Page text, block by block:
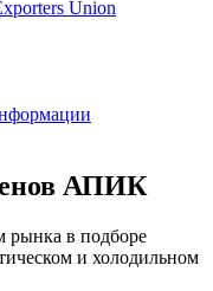
Union
АПИК
рынка в подборе
и холодильном